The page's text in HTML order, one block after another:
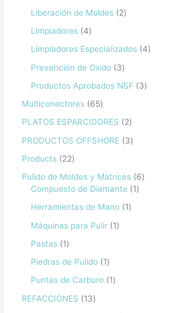
Liberación de Moldes
2
Limpiadores 4
Limpiadores Especializados 4
Prevención de Oxido
3
Productos Aprobados NSF
3
Multiconectores
65
PLATOS ESPARCIDORES
2
PRODUCTOS OFFSHORE
3
Products
22
Pulido de Moldes y Matrices
6
Compuesto de Diamante
1
Herramientas de Mano
1
Máquinas para Pulir
1
Pastas
1
Piedras de Pulido
1
Puntas de Carburo
1
REFACCIONES
13